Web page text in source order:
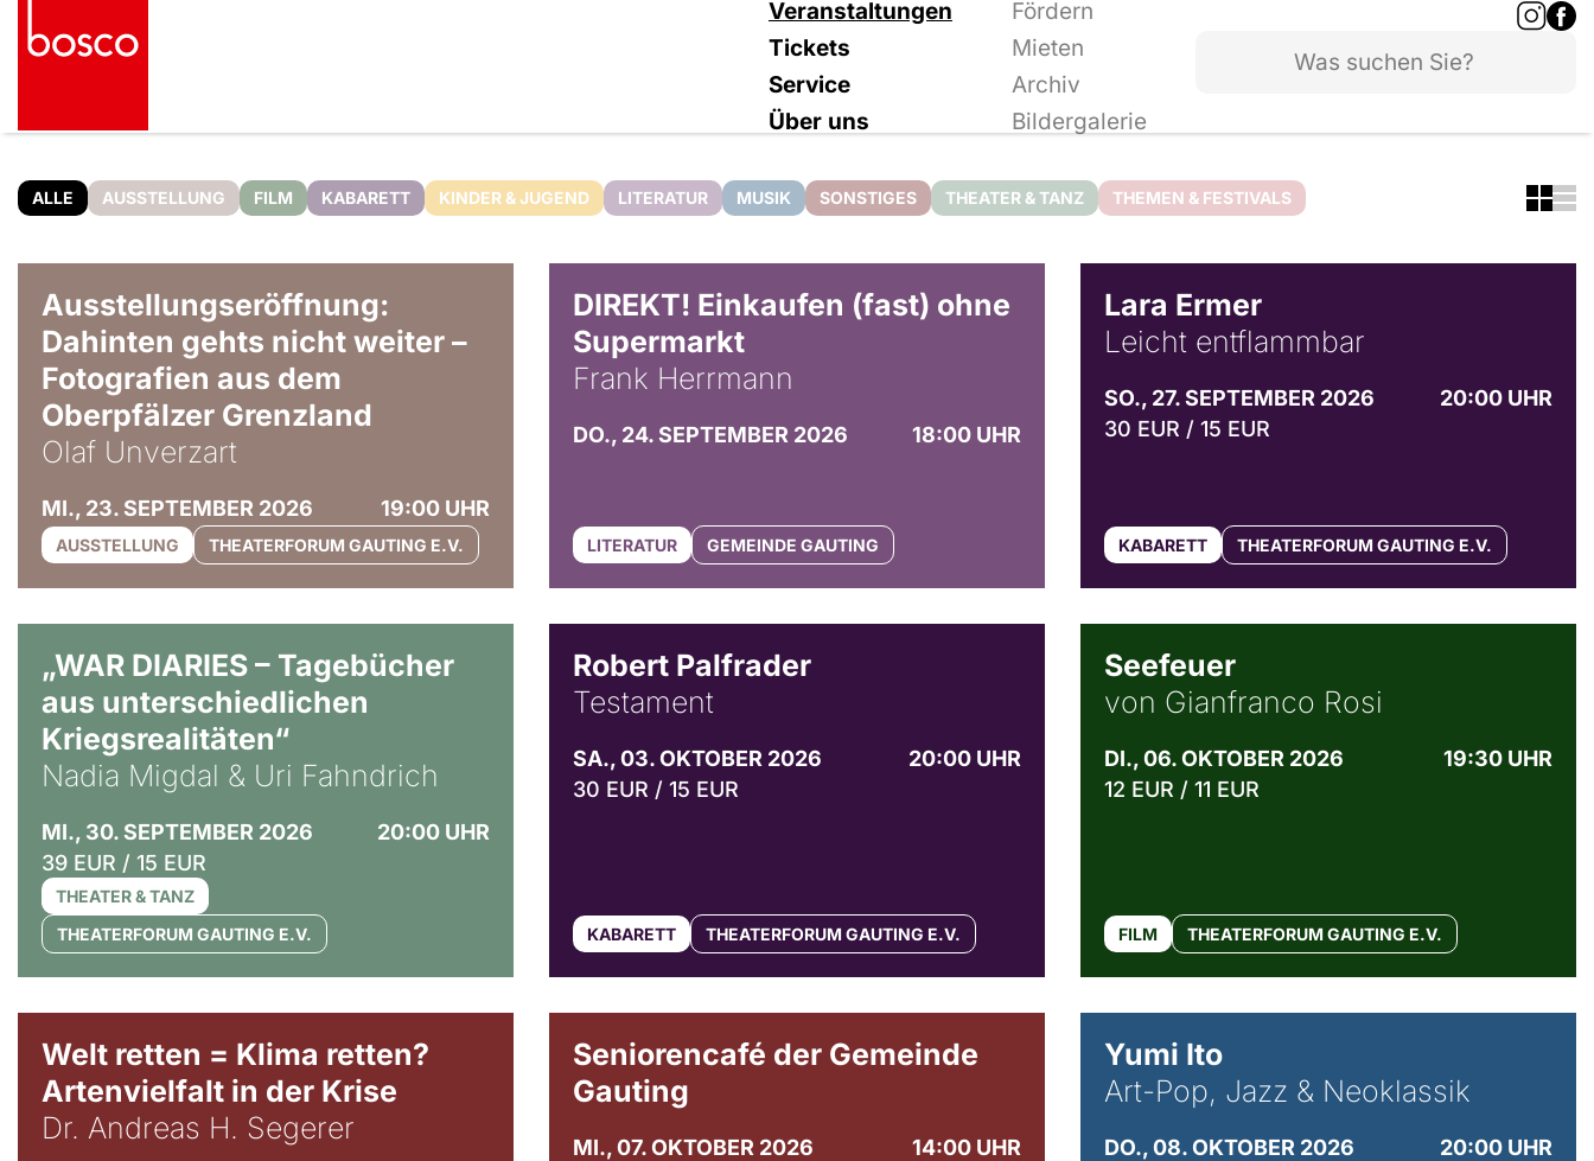
Veranstaltungen
Fördern
Tickets
Mieten
Service
Archiv
Über uns
Bildergalerie
ALLE AUSSTELLUNG FILM KABARETT KINDER & JUGEND LITERATUR MUSIK SONSTIGES THEATER & TANZ THEMEN & FESTIVALS
Ausstellungseröffnung:
Dahinten gehts nicht weiter –
Fotografien aus dem
Oberpfälzer Grenzland
Olaf Unverzart
MI., 23. SEPTEMBER 2026 19:00 UHR
AUSSTELLUNG THEATERFORUM GAUTING E.V.
DIREKT! Einkaufen (fast) ohne
Supermarkt
Frank Herrmann
DO., 24. SEPTEMBER 2026 18:00 UHR
LITERATUR GEMEINDE GAUTING
Lara Ermer
Leicht entflammbar
SO., 27. SEPTEMBER 2026
20:00 UHR
30 EUR / 15 EUR
KABARETT THEATERFORUM GAUTING E.V.
„WAR DIARIES – Tagebücher
aus unterschiedlichen
Kriegsrealitäten“
Nadia Migdal & Uri Fahndrich
MI., 30. SEPTEMBER 2026
20:00 UHR
39 EUR / 15 EUR
THEATER & TANZ
THEATERFORUM GAUTING E.V.
Robert Palfrader
Testament
SA., 03. OKTOBER 2026
20:00 UHR
30 EUR / 15 EUR
KABARETT THEATERFORUM GAUTING E.V.
Seefeuer
von Gianfranco Rosi
DI., 06. OKTOBER 2026
19:30 UHR
12 EUR / 11 EUR
FILM THEATERFORUM GAUTING E.V.
Welt retten = Klima retten?
Artenvielfalt in der Krise
Dr. Andreas H. Segerer
Seniorencafé der Gemeinde
Gauting
MI., 07. OKTOBER 2026 14:00 UHR
Yumi Ito
Art-Pop, Jazz & Neoklassik
DO., 08. OKTOBER 2026
20:00 UHR